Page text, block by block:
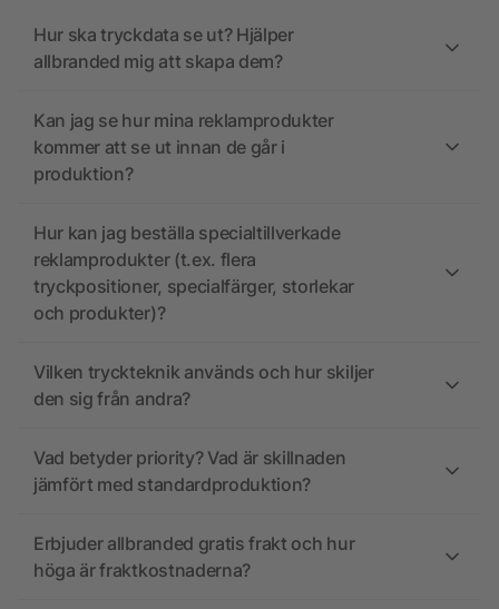
Hur ska tryckdata se ut? Hjälper
allbranded mig att skapa dem?
Kan jag se hur mina reklamprodukter
kommer att se ut innan de går i
produktion?
Hur kan jag beställa specialtillverkade
reklamprodukter (t.ex. flera
tryckpositioner, specialfärger, storlekar
och produkter)?
Vilken tryckteknik används och hur skiljer
den sig från andra?
Vad betyder priority? Vad är skillnaden
jämfört med standardproduktion?
Erbjuder allbranded gratis frakt och hur
höga är fraktkostnaderna?